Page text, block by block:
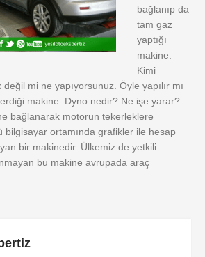
bağlanıp da
tam gaz
yaptığı
makine.
Kimi
mi ne yapıyorsunuz. Öyle yapılır mı
makine. Dyno nedir? Ne işe yarar?
bağlanarak motorun tekerleklere
bilgisayar ortamında grafikler ile hesap
bir makinedir. Ülkemiz de yetkili
bu makine avrupada araç